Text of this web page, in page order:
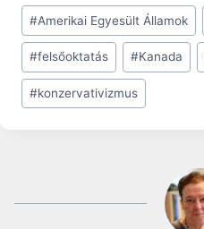
Post
Tags:
#Amerikai Egyesült Államok
#felsőoktatás #Kanada
#konzervativizmus